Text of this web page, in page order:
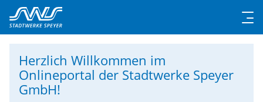
Herzlich Willkommen im
Onlineportal der Stadtwerke Speyer
GmbH!